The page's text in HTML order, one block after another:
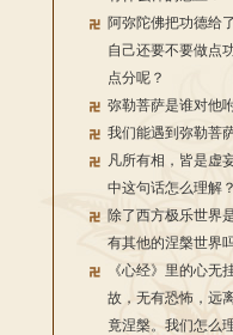
阿弥陀佛把功德给
自己还要不要做点
点分呢？
弥勒菩萨是谁对他
我们能遇到弥勒菩
凡所有相，皆是虚
中这句话怎么理解？
除了西方极乐世界
有其他的涅槃世界
《心经》里的心无
故，无有恐怖，远
竟涅槃。我们怎么